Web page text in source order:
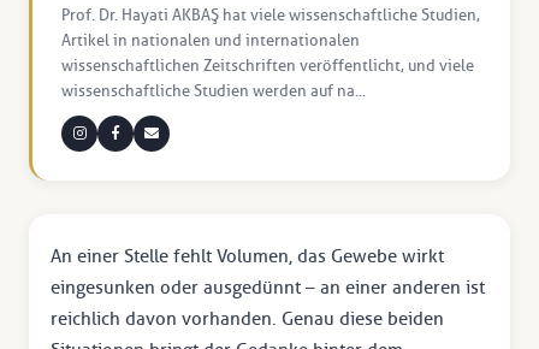
Prof. Dr. Hayati AKBAŞ hat viele wissenschaftliche Studien,
Artikel in nationalen und internationalen
wissenschaftlichen Zeitschriften veröffentlicht, und viele
wissenschaftliche Studien werden auf na...
An einer Stelle fehlt Volumen, das Gewebe wirkt
eingesunken oder ausgedünnt – an einer anderen ist
reichlich davon vorhanden. Genau diese beiden